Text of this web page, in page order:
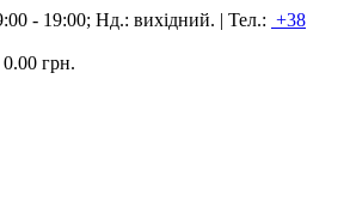
- 19:00; Нд.: вихідний. | Тел.: +38
0.00 грн.